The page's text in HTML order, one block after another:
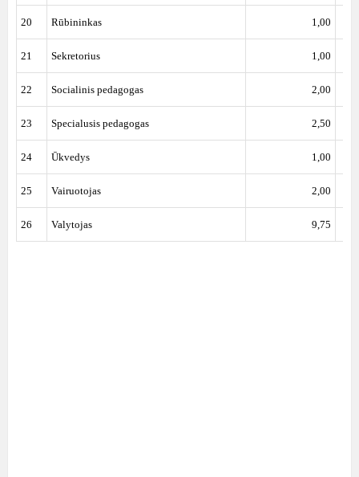
20 Rūbininkas 1,00
21 Sekretorius 1,00
22 Socialinis pedagogas 2,00
23 Specialusis pedagogas 2,50
24 Ūkvedys 1,00
25 Vairuotojas 2,00
26 Valytojas 9,75